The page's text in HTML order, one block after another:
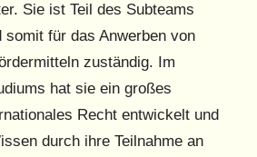
Sie ist Teil des Subteams
somit für das Anwerben von
zuständig. Im
hat sie ein großes
Recht entwickelt und
durch ihre Teilnahme an